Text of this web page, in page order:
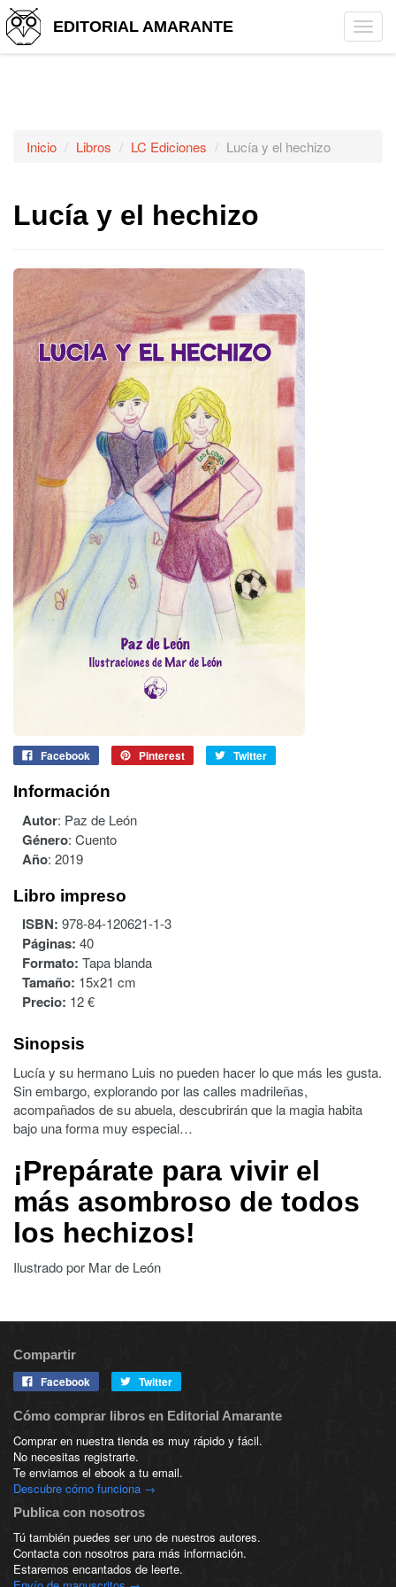
EDITORIAL AMARANTE
Inicio Libros LC Ediciones Lucía y el hechizo
Lucía y el hechizo
Facebook Pinterest Twitter
Información
Autor: Paz de León
Género: Cuento
Año: 2019
Libro impreso
ISBN: 978-84-120621-1-3
Páginas: 40
Formato: Tapa blanda
Tamaño: 15x21 cm
Precio: 12 €
Sinopsis
Lucía y su hermano Luis no pueden hacer lo que más les gusta.
Sin embargo, explorando por las calles madrileñas,
acompañados de su abuela, descubrirán que la magia habita
bajo una forma muy especial…
¡Prepárate para vivir el
más asombroso de todos
los hechizos!
Ilustrado por Mar de León
Compartir
Facebook Twitter
Cómo comprar libros en Editorial Amarante
Comprar en nuestra tienda es muy rápido y fácil.
No necesitas registrarte.
Te enviamos el ebook a tu email.
Descubre cómo funciona →
Publica con nosotros
Tú también puedes ser uno de nuestros autores.
Contacta con nosotros para más información.
Estaremos encantados de leerte.